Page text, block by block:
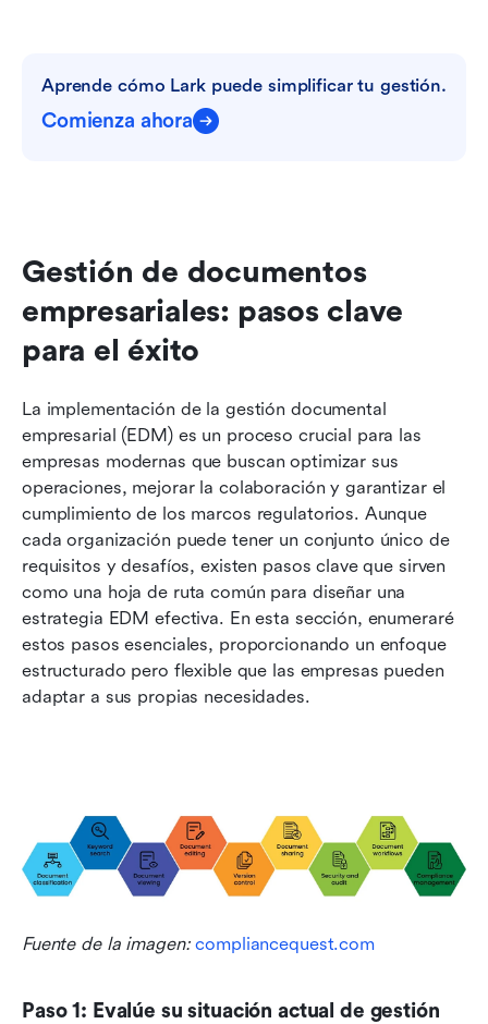
Aprende cómo Lark puede simplificar tu gestión.
Comienza ahora
Gestión de documentos
empresariales: pasos clave
para el éxito
La implementación de la gestión documental
empresarial (EDM) es un proceso crucial para las
empresas modernas que buscan optimizar sus
operaciones, mejorar la colaboración y garantizar el
cumplimiento de los marcos regulatorios. Aunque
cada organización puede tener un conjunto único de
requisitos y desafíos, existen pasos clave que sirven
como una hoja de ruta común para diseñar una
estrategia EDM efectiva. En esta sección, enumeraré
estos pasos esenciales, proporcionando un enfoque
estructurado pero flexible que las empresas pueden
adaptar a sus propias necesidades.
Fuente de la imagen: compliancequest.com
Paso 1: Evalúe su situación actual de gestión